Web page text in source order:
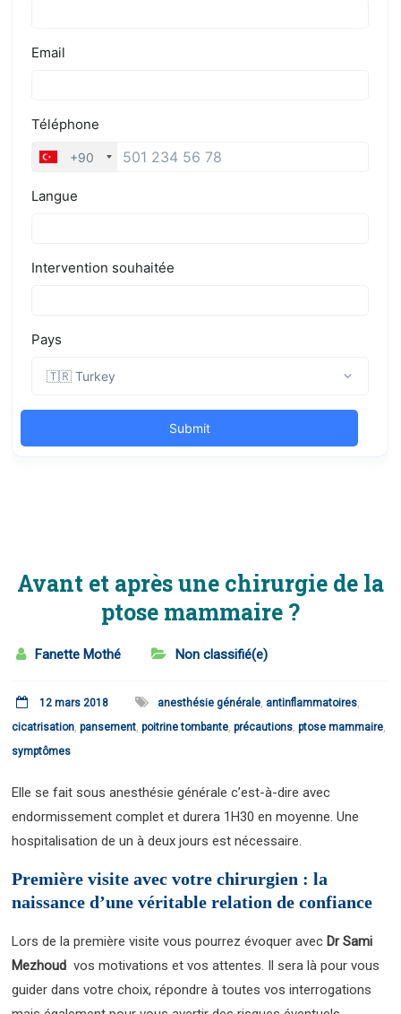
Avant et après une chirurgie de la
ptose mammaire ?
Fanette Mothé Non classifié(e)
12 mars 2018 anesthésie générale, antinflammatoires,
cicatrisation,pansement,poitrine tombante,précautions,ptose mammaire,
symptômes
Elle se fait sous anesthésie générale c’est-à-dire avec
endormissement complet et durera 1H30 en moyenne. Une
hospitalisation de un à deux jours est nécessaire.
Première visite avec votre chirurgien : la
naissance d’une véritable relation de confiance
Lors de la première visite vous pourrez évoquer avec Dr Sami
Mezhoud vos motivations et vos attentes. Il sera là pour vous
guider dans votre choix, répondre à toutes vos interrogations